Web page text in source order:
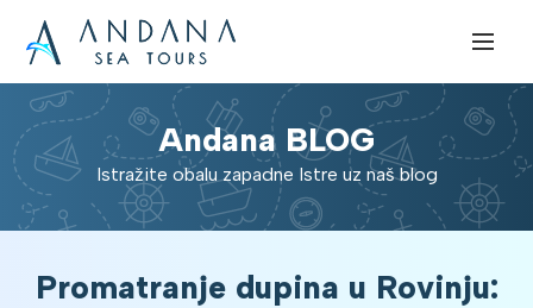
Andana BLOG
Istražite obalu zapadne Istre uz naš blog
Promatranje dupina u Rovinju: